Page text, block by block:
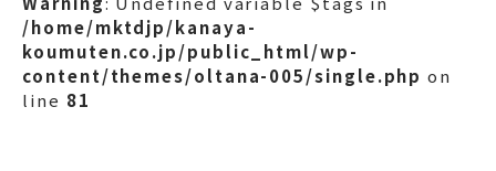
/home/mktdjp/kanaya-
koumuten.co.jp/public_html/wp-
content/themes/oltana-005/single.php on
line 81